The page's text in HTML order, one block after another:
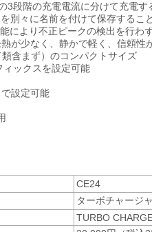
3段階の充電電流に分けて充電す
別々に名前を付けて保存するこ
により不正ピークの検出を行わ
が少なく、静かで軽く、信頼性
含まず）のコンパクトサイズ
ックスを設定可能
設定可能
CE24
ターボチャージ
TURBO